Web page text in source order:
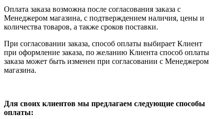
Оплата заказа возможна после согласования заказа с
Менеджером магазина, с подтверждением наличия, цены и
количества товаров, а также сроков поставки.
При согласовании заказа, способ оплаты выбирает Клиент
при оформление заказа, по желанию Клиента способ оплаты
заказа может быть изменен при согласовании с Менеджером
магазина.
Для своих клиентов мы предлагаем следующие способы
оплаты: